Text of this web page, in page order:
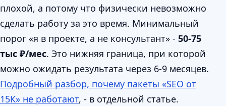
плохой, а потому что физически невозможно
сделать работу за это время. Минимальный
порог «я в проекте, а не консультант» - 50-75
тыс ₽/мес. Это нижняя граница, при которой
можно ожидать результата через 6-9 месяцев.
Подробный разбор, почему пакеты «SEO от
15К» не работают, - в отдельной статье.